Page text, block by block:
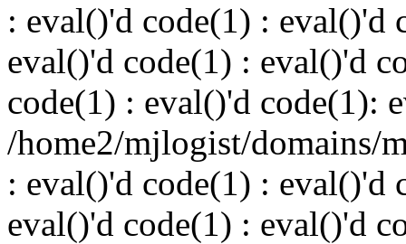
: eval()'d code(1) : eval()'d
eval()'d code(1) : eval()'d
code(1) : eval()'d code(1):
/home2/mjlogist/domains/
: eval()'d code(1) : eval()'d
eval()'d code(1) : eval()'d